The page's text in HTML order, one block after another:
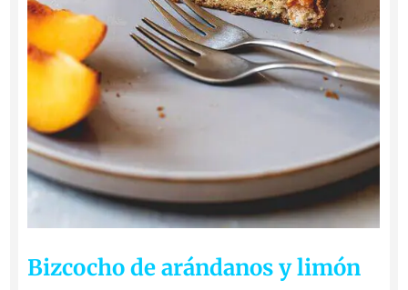
Bizcocho de arándanos y limón